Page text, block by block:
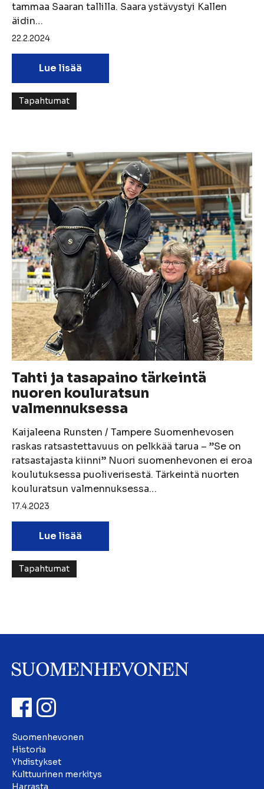
tammaa Saaran tallilla. Saara ystävystyi Kallen
äidin…
22.2.2024
Lue lisää
Tapahtumat
Tahti ja tasapaino tärkeintä
nuoren kouluratsun
valmennuksessa
Kaijaleena Runsten / Tampere Suomenhevosen
raskas ratsastettavuus on pelkkää tarua – ”Se on
ratsastajasta kiinni” Nuori suomenhevonen ei eroa
koulutuksessa puoliverisestä. Tärkeintä nuorten
kouluratsun valmennuksessa…
17.4.2023
Lue lisää
Tapahtumat
Suomenhevonen
Historia
Yhdistykset
Kulttuurinen merkitys